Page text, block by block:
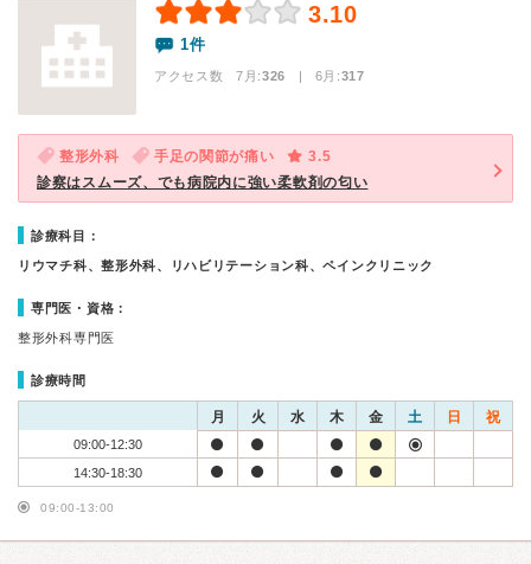
3.10
1件
アクセス数 7月:326 | 6月:317
整形外科 手足の関節が痛い
3.5
診察はスムーズ、でも病院内に強い柔軟剤の匂い
診療科目：
リウマチ科、整形外科、リハビリテーション科、ペインクリニック
専門医・資格：
整形外科専門医
診療時間
月 火 水 木 金 土 日 祝
09:00-12:30
14:30-18:30
09:00-13:00